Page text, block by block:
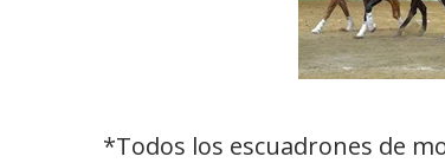
*Todos los escuadrones de